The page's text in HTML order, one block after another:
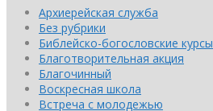
Архиерейская служба
Без рубрики
Библейско-богословские курсы
Благотворительная акция
Благочинный
Воскресная школа
Встреча с молодежью